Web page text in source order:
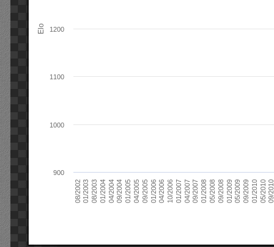
Elo
08/200201/200308/200301/200404/200409/200401/200504/200509/200501/200604/200610/200601/200704/200709/200701/200805/200809/200801/200905/200909/200901/201005/201009/
1000
1100
1200
900